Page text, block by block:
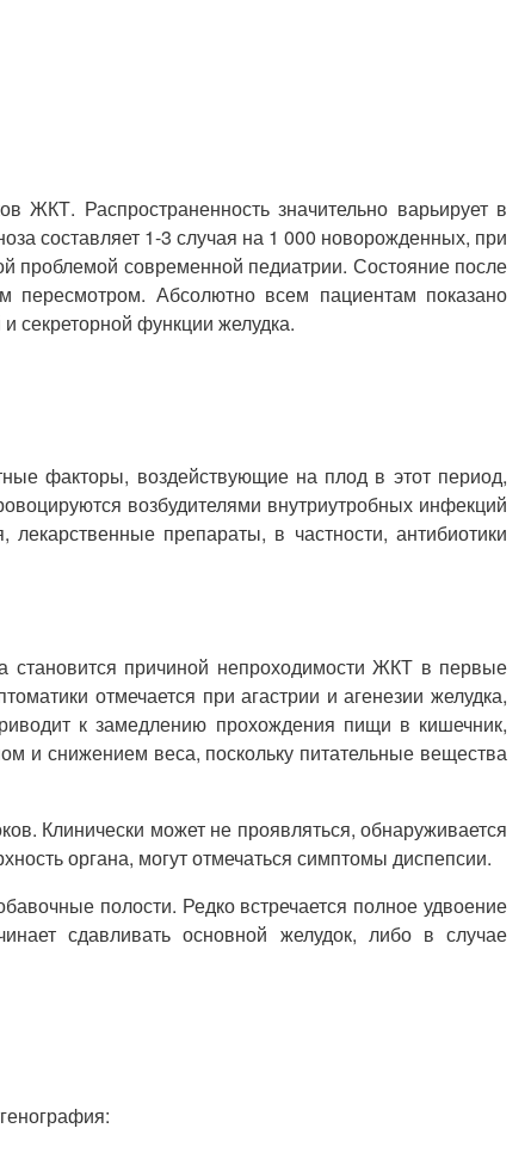
ЖКТ. Распространенность значительно варьирует в
составляет 1-3 случая на 1 000 новорожденных, при
проблемой современной педиатрии. Состояние после
Абсолютно всем пациентам показано
секреторной функции желудка.
факторы, воздействующие на плод в этот период,
возбудителями внутриутробных инфекций
препараты, в частности, антибиотики
становится причиной непроходимости ЖКТ в первые
отмечается при агастрии и агенезии желудка,
к замедлению прохождения пищи в кишечник,
и снижением веса, поскольку питательные вещества
Клинически может не проявляться, обнаруживается
органа, могут отмечаться симптомы диспепсии.
полости. Редко встречается полное удвоение
сдавливать основной желудок, либо в случае